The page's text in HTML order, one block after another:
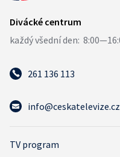
261 136 113
info@ceskatelevize.cz
TV program